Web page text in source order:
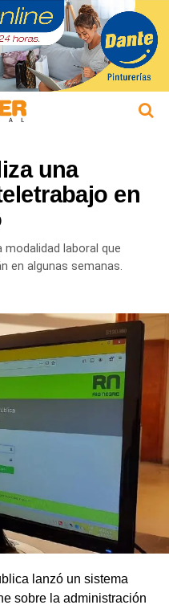
una
en
laboral que
en algunas semanas.
lanzó un sistema
sobre la administración